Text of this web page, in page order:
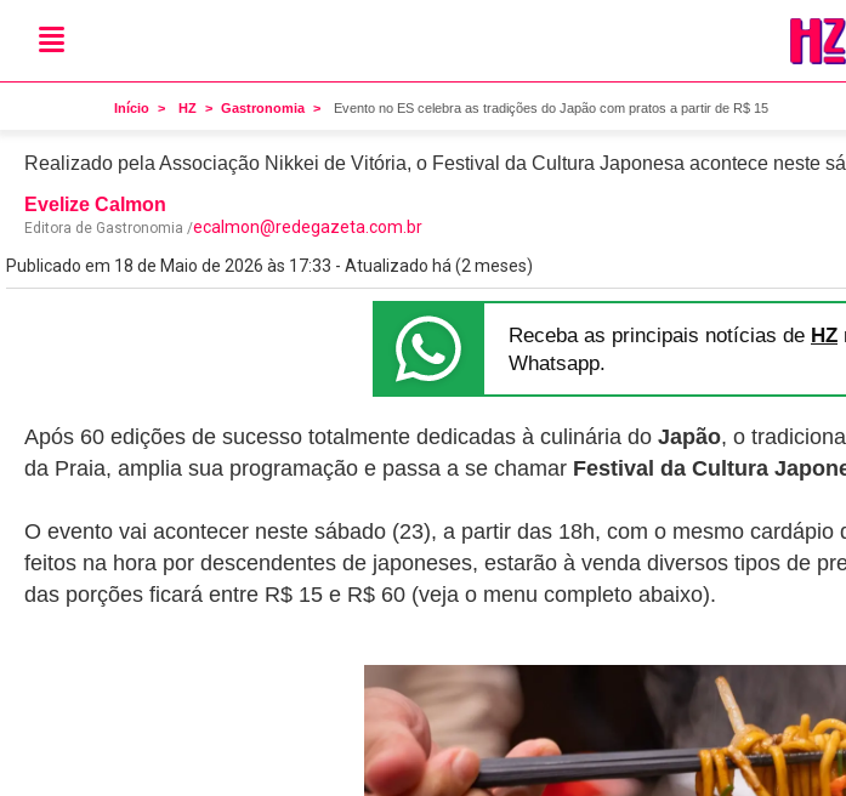
Início HZ Gastronomia Evento no ES celebra as tradições do Japão com pratos a partir de R$ 15
Veja a programação
Evento no ES celebra as tradições do
Realizado pela Associação Nikkei de Vitória, o Festival da Cultura Japonesa acontece neste
Evelize Calmon
Editora de Gastronomia /ecalmon@redegazeta.com.br
Publicado em 18 de Maio de 2026 às 17:33 - Atualizado há (2 meses)
Receba as principais notícias de HZ
Whatsapp.
Após 60 edições de sucesso totalmente dedicadas à culinária do Japão, o
da Praia, amplia sua programação e passa a se chamar Festival da Cultura
O evento vai acontecer neste sábado (23), a partir das 18h, com o mesmo
feitos na hora por descendentes de japoneses, estarão à venda diversos tipos de
das porções ficará entre R$ 15 e R$ 60 (veja o menu completo abaixo).